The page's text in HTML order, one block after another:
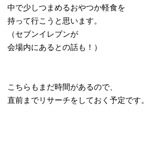
中で少しつまめるおやつか軽食を
持って行こうと思います。
（セブンイレブンが
会場内にあるとの話も！）
こちらもまだ時間があるので、
直前までリサーチをしておく予定です。